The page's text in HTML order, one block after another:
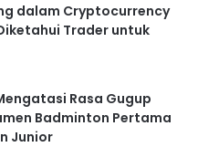
dalam Cryptocurrency
Trader untuk
Rasa Gugup
Badminton Pertama
Junior